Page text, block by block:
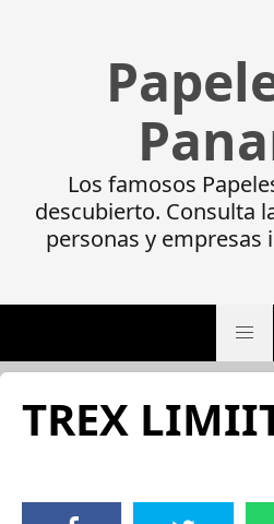
Los famosos
descubierto. Consulta
personas y empresas
TREX